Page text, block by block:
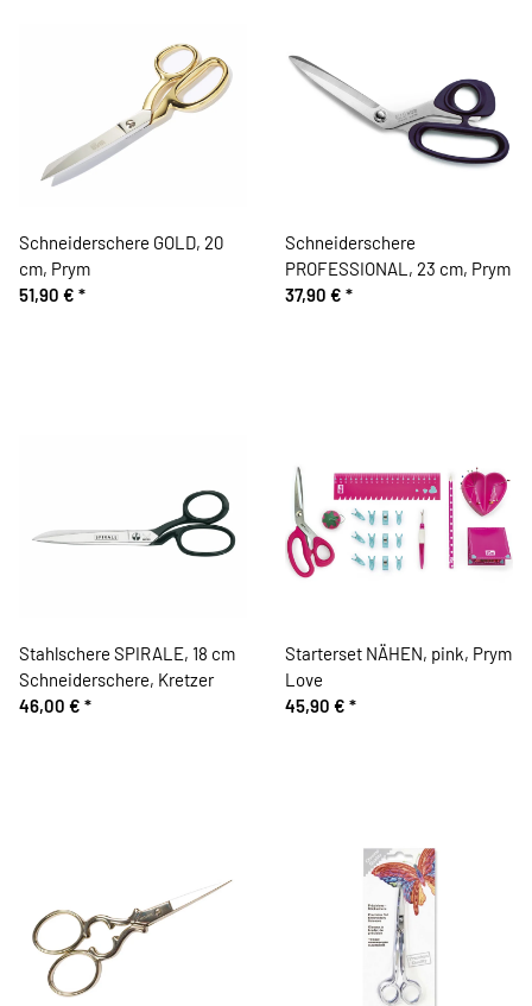
Schneiderschere GOLD, 20
cm, Prym
51,90 € *
Schneiderschere
PROFESSIONAL, 23 cm, Prym
37,90 € *
Stahlschere SPIRALE, 18 cm
Schneiderschere, Kretzer
46,00 € *
Starterset NÄHEN, pink, Prym
Love
45,90 € *